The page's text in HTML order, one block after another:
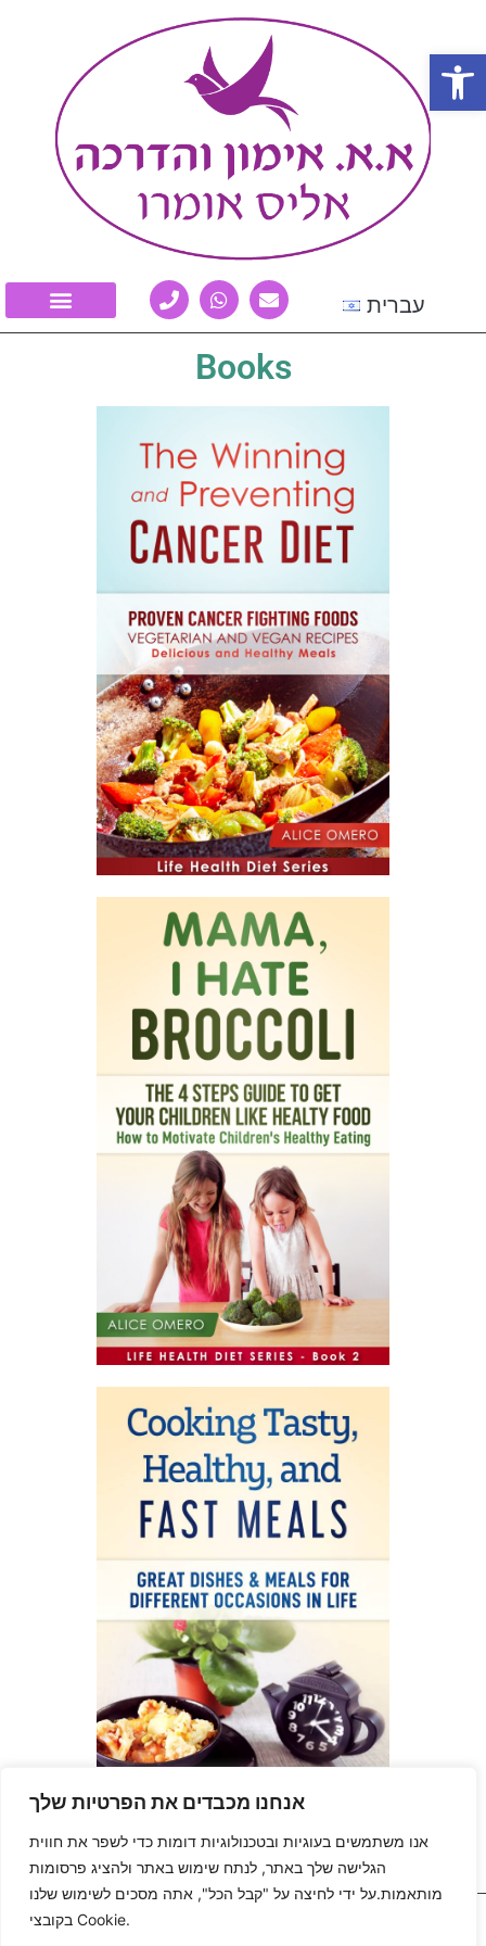
אנחנו מכבדים את הפרטיות שלך
אנו משתמשים בעוגיות ובטכנולוגיות דומות כדי לשפר את חווית
הגלישה שלך באתר, לנתח שימוש באתר ולהציג פרסומות
מותאמות.על ידי לחיצה על "קבל הכל", אתה מסכים לשימוש שלנו
בקובצי Cookie.
עברית
Books
כל הזכויות שמורות